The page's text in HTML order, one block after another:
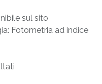
sul sito
Fotometria ad indice